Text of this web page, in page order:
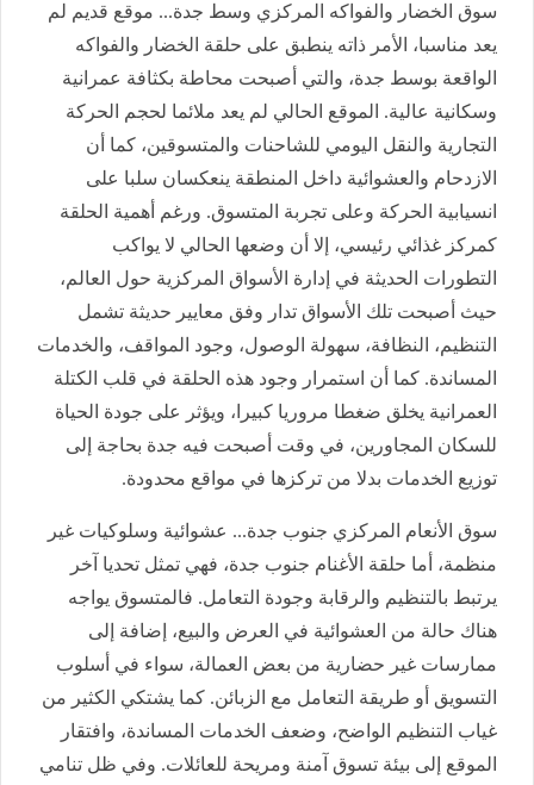
سوق الخضار والفواكه المركزي وسط جدة... موقع قديم لم
يعد مناسبا، الأمر ذاته ينطبق على حلقة الخضار والفواكه
الواقعة بوسط جدة، والتي أصبحت محاطة بكثافة عمرانية
وسكانية عالية. الموقع الحالي لم يعد ملائما لحجم الحركة
التجارية والنقل اليومي للشاحنات والمتسوقين، كما أن
الازدحام والعشوائية داخل المنطقة ينعكسان سلبا على
انسيابية الحركة وعلى تجربة المتسوق. ورغم أهمية الحلقة
كمركز غذائي رئيسي، إلا أن وضعها الحالي لا يواكب
التطورات الحديثة في إدارة الأسواق المركزية حول العالم،
حيث أصبحت تلك الأسواق تدار وفق معايير حديثة تشمل
التنظيم، النظافة، سهولة الوصول، وجود المواقف، والخدمات
المساندة. كما أن استمرار وجود هذه الحلقة في قلب الكتلة
العمرانية يخلق ضغطا مروريا كبيرا، ويؤثر على جودة الحياة
للسكان المجاورين، في وقت أصبحت فيه جدة بحاجة إلى
توزيع الخدمات بدلا من تركزها في مواقع محدودة.
سوق الأنعام المركزي جنوب جدة... عشوائية وسلوكيات غير
منظمة، أما حلقة الأغنام جنوب جدة، فهي تمثل تحديا آخر
يرتبط بالتنظيم والرقابة وجودة التعامل. فالمتسوق يواجه
هناك حالة من العشوائية في العرض والبيع، إضافة إلى
ممارسات غير حضارية من بعض العمالة، سواء في أسلوب
التسويق أو طريقة التعامل مع الزبائن. كما يشتكي الكثير من
غياب التنظيم الواضح، وضعف الخدمات المساندة، وافتقار
الموقع إلى بيئة تسوق آمنة ومريحة للعائلات. وفي ظل تنامي